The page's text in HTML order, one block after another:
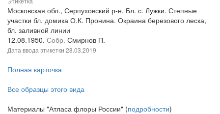
Московская обл., Серпуховский р-н. Бл. с. Лужки. Степные
участки бл. домика О.К. Пронина. Окраина березового леска,
бл. заливной линии
12.08.1950. Собр. Смирнов П.
Дата ввода этикетки 28.03.2019
Полная карточка
Все образцы этого вида
Материалы "Атласа флоры России" (подробности)